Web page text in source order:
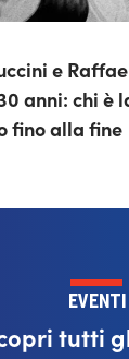
e
anni: chi è
fino alla fine
EVENTI
tutti